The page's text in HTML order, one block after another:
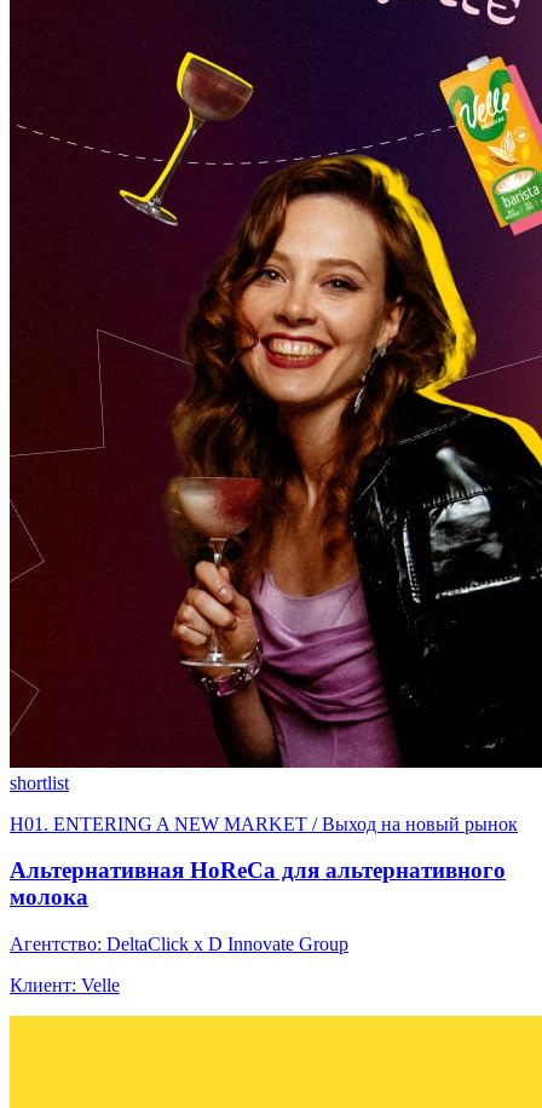
shortlist
H01. ENTERING A NEW MARKET / Выход на новый рынок
Альтернативная HoReCa для альтернативного
молока
Агентство: DeltaClick x D Innovate Group
Клиент: Velle